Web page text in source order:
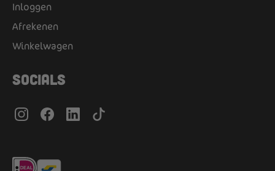
Inloggen
Afrekenen
Winkelwagen
Socials